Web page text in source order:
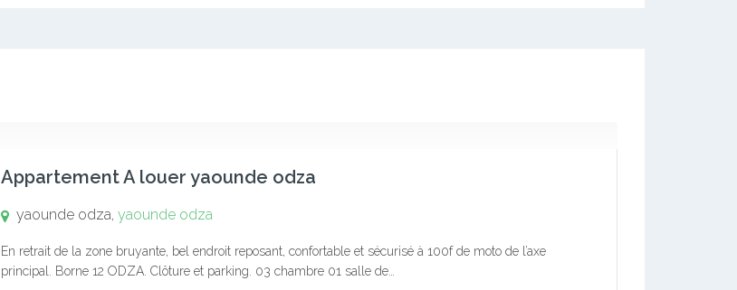
Appartement A louer yaounde odza
yaounde odza, yaounde odza
En retrait de la zone bruyante, bel endroit reposant, confortable et sécurisé à 100f de moto de l’axe
principal. Borne 12 ODZA. Clôture et parking. 03 chambre 01 salle de…